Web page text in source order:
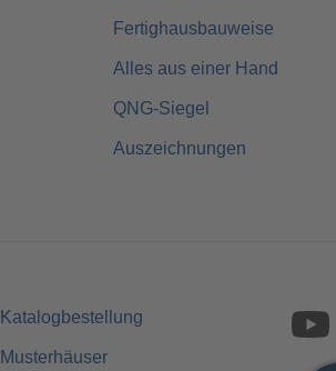
Fertighausbauweise
Alles aus einer Hand
QNG-Siegel
Auszeichnungen
Katalogbestellung
Musterhäuser